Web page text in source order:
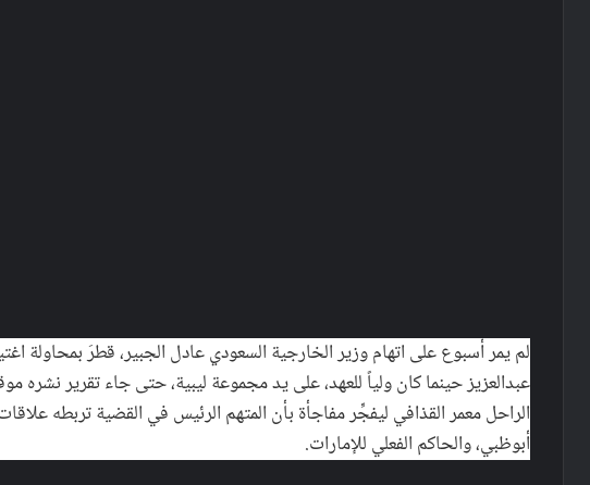
لم يمر أسبوع على اتهام وزير الخارجية السعودي عادل الجبير، قطرَ بمحاولة
عبدالعزيز حينما كان ولياً للعهد، على يد مجموعة ليبية، حتى جاء تقرير
الراحل معمر القذافي ليفجِّر مفاجأة بأن المتهم الرئيس في القضية تربطه
أبوظبي، والحاكم الفعلي للإمارات.